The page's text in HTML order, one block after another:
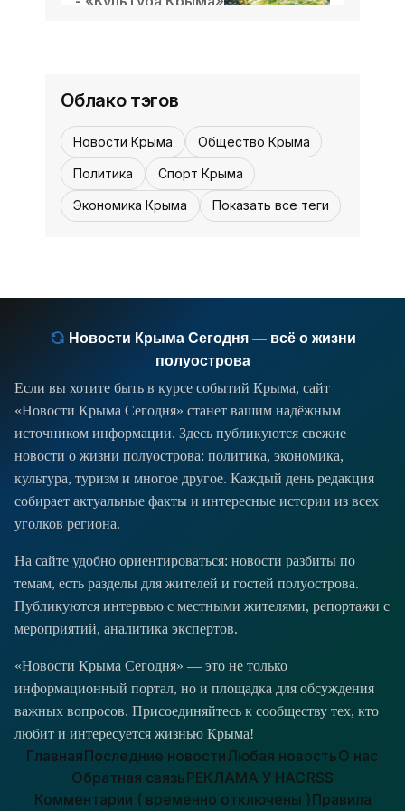
«История»
Облако тэгов
Новости Крыма Общество Крыма
Политика Спорт Крыма
Экономика Крыма Показать все теги
Новости Крыма Сегодня — всё о жизни
полуострова
Если вы хотите быть в курсе событий Крыма, сайт
«Новости Крыма Сегодня» станет вашим надёжным
источником информации. Здесь публикуются свежие
новости о жизни полуострова: политика, экономика,
культура, туризм и многое другое. Каждый день редакция
собирает актуальные факты и интересные истории из всех
уголков региона.
На сайте удобно ориентироваться: новости разбиты по
темам, есть разделы для жителей и гостей полуострова.
Публикуются интервью с местными жителями, репортажи с
мероприятий, аналитика экспертов.
«Новости Крыма Сегодня» — это не только
информационный портал, но и площадка для обсуждения
важных вопросов. Присоединяйтесь к сообществу тех, кто
любит и интересуется жизнью Крыма!
ГлавнаяПоследние новостиЛюбая новостьО нас
Обратная связьРЕКЛАМА У НАСRSS
Комментарии ( временно отключены )Правила